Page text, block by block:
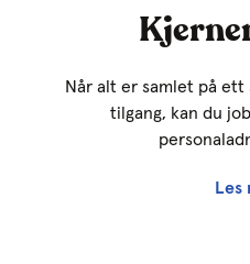
Når alt er samlet på
tilgang, kan du
Les